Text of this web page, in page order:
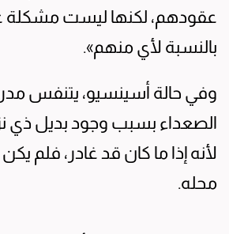
عقودهم، لكنها ليست مشكلة
بالنسبة لأي منهم».
وفي حالة أسينسيو، يتنفس
الصعداء بسبب وجود بديل ذي
لأنه إذا ما كان قد غادر، فلم
محله.